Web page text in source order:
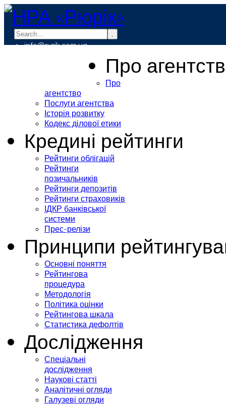
.
info@rurik.com.ua
Про
Про
агентство
Послуги агентства
Історія розвитку
Кодекс ділової етики
Кредині рейтинги
Рейтинги облігацій
Рейтинги
позичальників
Рейтинги депозитів
Рейтинги страховиків
ІДКР банківської
системи
Прес-релізи
Принципи
Основні поняття
Рейтингова
процедура
Методологія
Політика оцінки
Рейтингова шкала
Статистика дефолтів
Дослідження
Спеціальні
дослідження
Наукові статті
Аналітичні огляди
Галузеві огляди